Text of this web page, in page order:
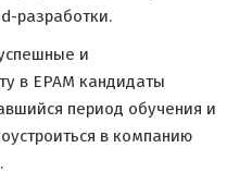
разработки.
и
в EPAM кандидаты
период обучения и
в компанию